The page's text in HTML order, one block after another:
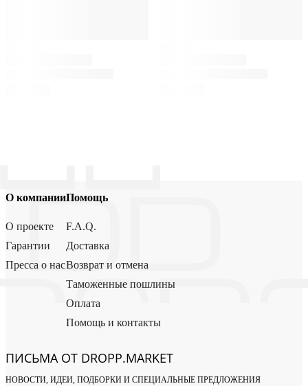
О компании
О проекте
Гарантии
Пресса о нас
Помощь
F.A.Q.
Доставка
Возврат и отмена
Таможенные пошлины
Оплата
Помощь и контакты
ПИСЬМА ОТ DROPP.MARKET
НОВОСТИ, ИДЕИ, ПОДБОРКИ И СПЕЦИАЛЬНЫЕ ПРЕДЛОЖЕНИЯ